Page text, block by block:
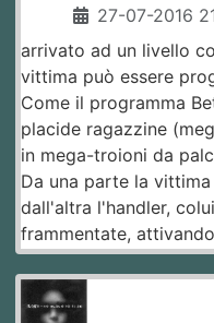
27-07-2016
arrivato ad un livello
vittima può essere
Come il programma
placide ragazzine
in mega-troioni da
Da una parte la
dall'altra l'handler,
frammentate,